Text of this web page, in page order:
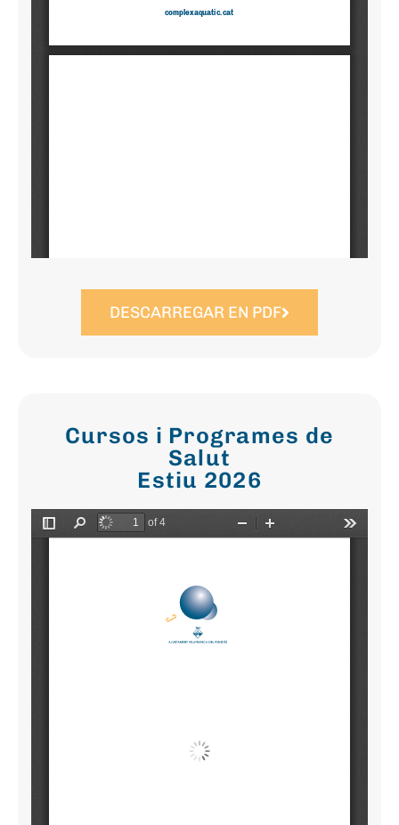
DESCARREGAR EN PDF
Cursos i Programes de
Salut
Estiu 2026